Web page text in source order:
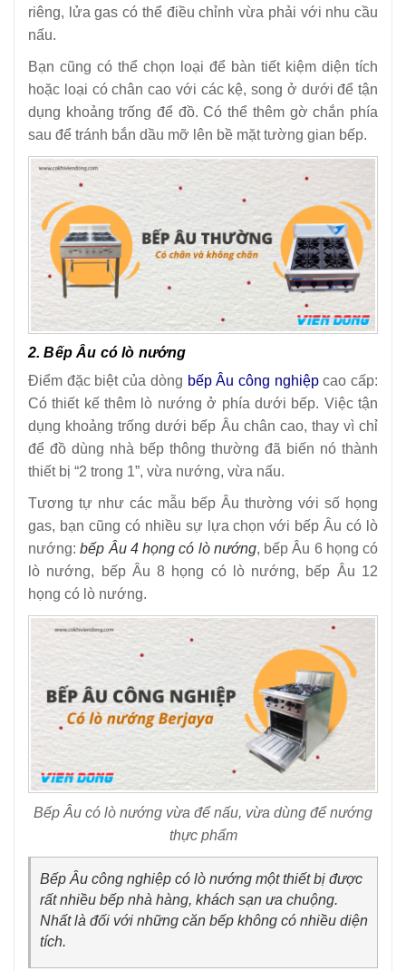
riêng, lửa gas có thể điều chỉnh vừa phải với nhu cầu
nấu.
Bạn cũng có thể chọn loại để bàn tiết kiệm diện tích
hoặc loại có chân cao với các kệ, song ở dưới để tận
dụng khoảng trống để đồ. Có thể thêm gờ chắn phía
sau để tránh bắn dầu mỡ lên bề mặt tường gian bếp.
2. Bếp Âu có lò nướng
Điểm đặc biệt của dòng bếp Âu công nghiệpcao cấp:
Có thiết kế thêm lò nướng ở phía dưới bếp. Việc tận
dụng khoảng trống dưới bếp Âu chân cao, thay vì chỉ
để đồ dùng nhà bếp thông thường đã biến nó thành
thiết bị “2 trong 1”, vừa nướng, vừa nấu.
Tương tự như các mẫu bếp Âu thường với số họng
gas, bạn cũng có nhiều sự lựa chọn với bếp Âu có lò
nướng:bếp Âu 4 họng có lò nướng, bếp Âu 6 họng có
lò nướng, bếp Âu 8 họng có lò nướng, bếp Âu 12
họng có lò nướng.
Bếp Âu có lò nướng vừa để nấu, vừa dùng để nướng
thực phẩm
Bếp Âu công nghiệp có lò nướng một thiết bị được
rất nhiều bếp nhà hàng, khách sạn ưa chuộng.
Nhất là đối với những căn bếp không có nhiều diện
tích.